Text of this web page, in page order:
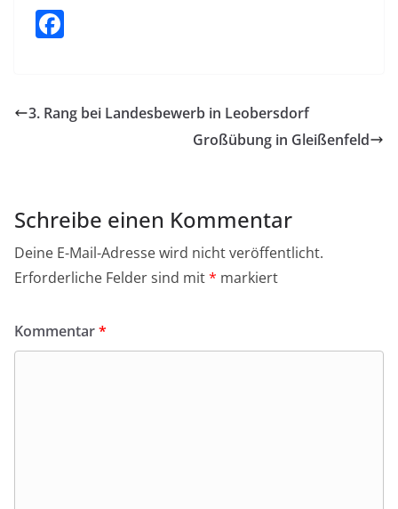
e
k
3. Rang bei Landesbewerb in Leobersdorf
Großübung in Gleißenfeld
Schreibe einen Kommentar
Deine E-Mail-Adresse wird nicht veröffentlicht.
Erforderliche Felder sind mit* markiert
Kommentar*